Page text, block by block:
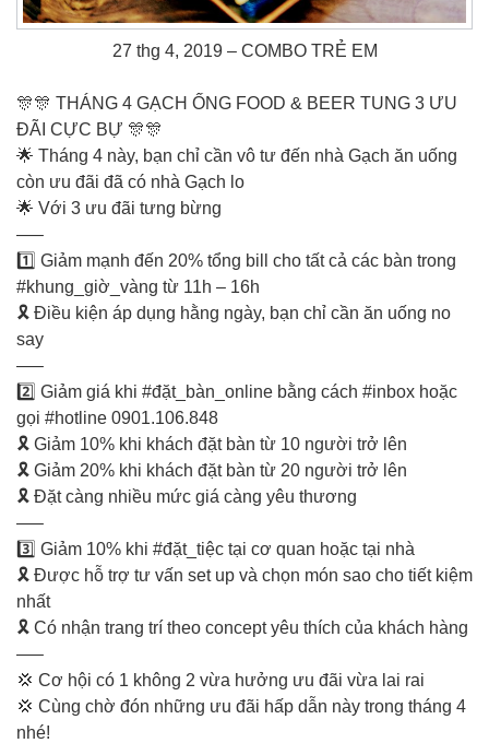
27 thg 4, 2019 – COMBO TRẺ EM
️🎊️🎊 THÁNG 4 GẠCH ỐNG FOOD & BEER TUNG 3 ƯU
ĐÃI CỰC BỰ ️🎊️🎊
🌟 Tháng 4 này, bạn chỉ cần vô tư đến nhà Gạch ăn uống
còn ưu đãi đã có nhà Gạch lo
🌟 Với 3 ưu đãi tưng bừng
—–
1️⃣ Giảm mạnh đến 20% tổng bill cho tất cả các bàn trong
#khung_giờ_vàng từ 11h – 16h
🎗️ Điều kiện áp dụng hằng ngày, bạn chỉ cần ăn uống no
say
—–
2️⃣ Giảm giá khi #đặt_bàn_online bằng cách #inbox hoặc
gọi #hotline 0901.106.848
🎗️ Giảm 10% khi khách đặt bàn từ 10 người trở lên
🎗️ Giảm 20% khi khách đặt bàn từ 20 người trở lên
🎗️ Đặt càng nhiều mức giá càng yêu thương
—–
3️⃣ Giảm 10% khi #đặt_tiệc tại cơ quan hoặc tại nhà
🎗️ Được hỗ trợ tư vấn set up và chọn món sao cho tiết kiệm
nhất
🎗️ Có nhận trang trí theo concept yêu thích của khách hàng
—–
💢 Cơ hội có 1 không 2 vừa hưởng ưu đãi vừa lai rai
💢 Cùng chờ đón những ưu đãi hấp dẫn này trong tháng 4
nhé!